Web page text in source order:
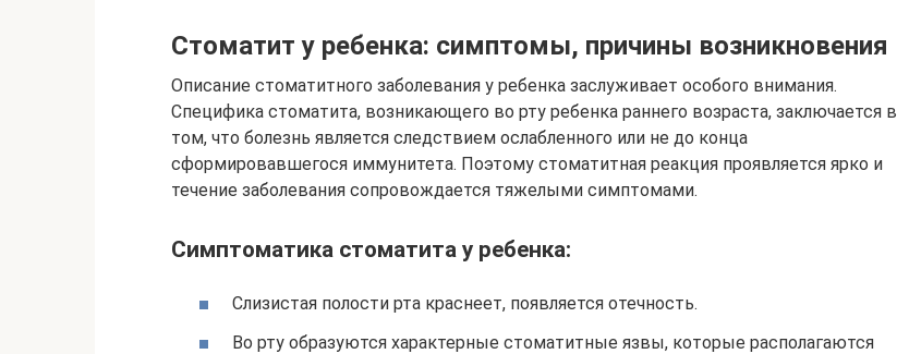
Стоматит у ребенка: симптомы, причины возникновения
Описание стоматитного заболевания у ребенка заслуживает особого внимания.
Специфика стоматита, возникающего во рту ребенка раннего возраста, заключается в
том, что болезнь является следствием ослабленного или не до конца
сформировавшегося иммунитета. Поэтому стоматитная реакция проявляется ярко и
течение заболевания сопровождается тяжелыми симптомами.
Симптоматика стоматита у ребенка:
Слизистая полости рта краснеет, появляется отечность.
Во рту образуются характерные стоматитные язвы, которые располагаются